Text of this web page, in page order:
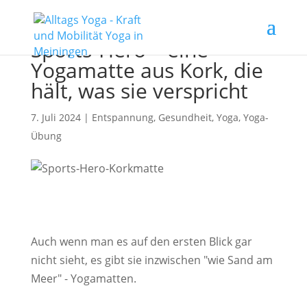
Sports-Hero – eine
Yogamatte aus Kork, die
hält, was sie verspricht
7. Juli 2024| Entspannung, Gesundheit, Yoga, Yoga-
Übung
Auch wenn man es auf den ersten Blick gar
nicht sieht, es gibt sie inzwischen "wie Sand am
Meer" - Yogamatten.